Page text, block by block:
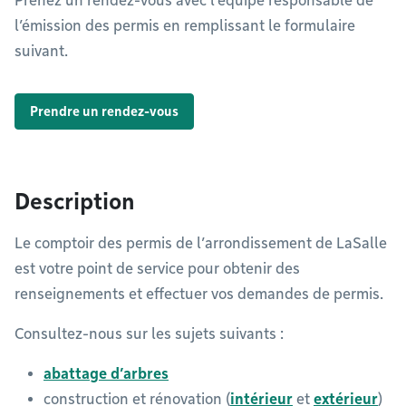
l’émission des permis en remplissant le formulaire
suivant.
Prendre un rendez-vous
Description
Le comptoir des permis de l’arrondissement de LaSalle
est votre point de service pour obtenir des
renseignements et effectuer vos demandes de permis.
Consultez-nous sur les sujets suivants :
abattage d’arbres
construction et rénovation (intérieur et extérieur)